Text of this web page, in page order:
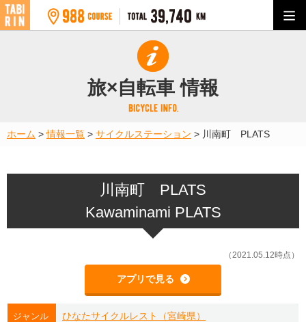
旅×自転車 情報
ホーム >情報一覧 > サイクルステーション > 川南町 PLATS
川南町 PLATS
Kawaminami PLATS
（2021.05.12時点）
アプリで見る
ジャンル ひなたサイクルレスト（宮崎県）